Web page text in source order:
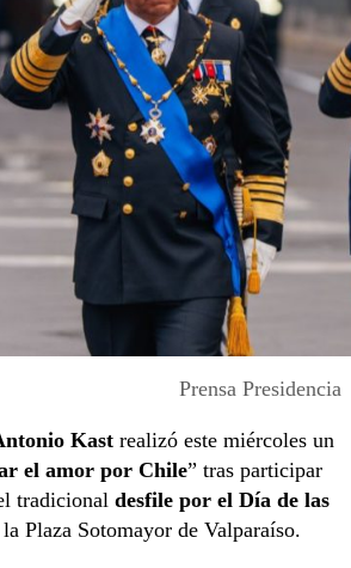
Prensa Presidencia
Kast realizó este miércoles un
el amor por Chile” tras participar
tradicional desfile por el Día de las
Plaza Sotomayor de Valparaíso.